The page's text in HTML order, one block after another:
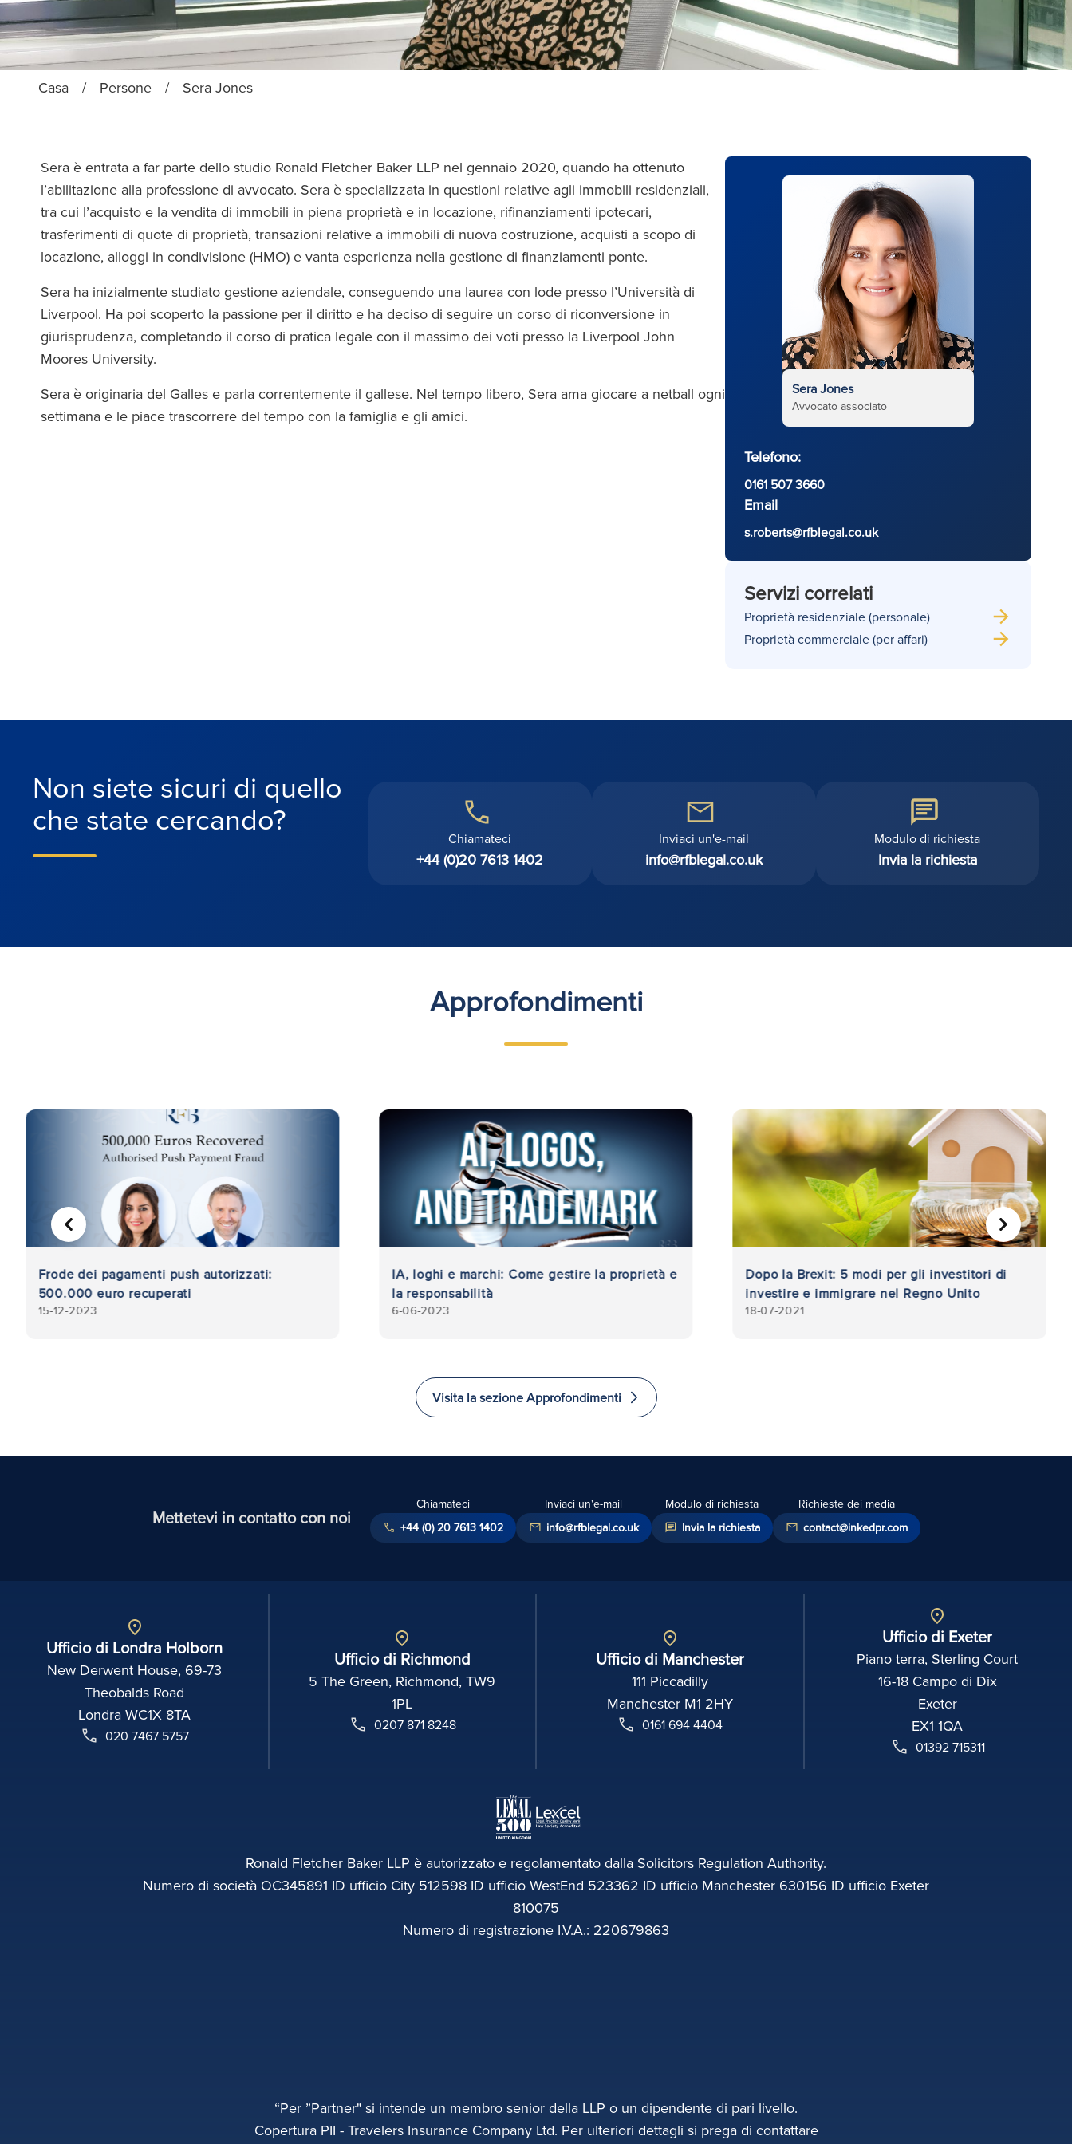
Casa / Persone / Sera Jones
Sera è entrata a far parte dello studio Ronald Fletcher Baker LLP nel gennaio 2020, quando ha ottenuto
l’abilitazione alla professione di avvocato. Sera è specializzata in questioni relative agli immobili residenziali,
tra cui l’acquisto e la vendita di immobili in piena proprietà e in locazione, rifinanziamenti ipotecari,
trasferimenti di quote di proprietà, transazioni relative a immobili di nuova costruzione, acquisti a scopo di
locazione, alloggi in condivisione (HMO) e vanta esperienza nella gestione di finanziamenti ponte.
Sera ha inizialmente studiato gestione aziendale, conseguendo una laurea con lode presso l’Università di
Liverpool. Ha poi scoperto la passione per il diritto e ha deciso di seguire un corso di riconversione in
giurisprudenza, completando il corso di pratica legale con il massimo dei voti presso la Liverpool John
Moores University.
Sera è originaria del Galles e parla correntemente il gallese. Nel tempo libero, Sera ama giocare a netball ogni
settimana e le piace trascorrere del tempo con la famiglia e gli amici.
Sera Jones
Avvocato associato
Telefono:
0161 507 3660
Email
s.roberts@rfblegal.co.uk
Servizi correlati
Proprietà residenziale (personale)
Proprietà commerciale (per affari)
Non siete sicuri di quello
che state cercando? Chiamateci
+44 (0)20 7613 1402
Inviaci un'e-mail
info@rfblegal.co.uk
Modulo di richiesta
Invia la richiesta
Approfondimenti
Frode dei pagamenti push autorizzati:
500.000 euro recuperati
15-12-2023
IA, loghi e marchi: Come gestire la proprietà e
la responsabilità
6-06-2023
Dopo la Brexit: 5 modi per gli investitori di
investire e immigrare nel Regno Unito
18-07-2021
PRECEDENTE AVANTI
Visita la sezione Approfondimenti
Mettetevi in contatto con noi
Chiamateci
+44 (0) 20 7613 1402
Inviaci un'e-mail
info@rfblegal.co.uk
Modulo di richiesta
Invia la richiesta
Richieste dei media
contact@inkedpr.com
Ufficio di Londra Holborn
New Derwent House, 69-73
Theobalds Road
Londra WC1X 8TA
020 7467 5757
Ufficio di Richmond
5 The Green, Richmond, TW9
1PL
0207 871 8248
Ufficio di Manchester
111 Piccadilly
Manchester M1 2HY
0161 694 4404
Ufficio di Exeter
Piano terra, Sterling Court
16-18 Campo di Dix
Exeter
EX1 1QA
01392 715311
Ronald Fletcher Baker LLP è autorizzato e regolamentato dalla Solicitors Regulation Authority.
Numero di società OC345891 ID ufficio City 512598 ID ufficio WestEnd 523362 ID ufficio Manchester 630156 ID ufficio Exeter
810075
Numero di registrazione I.V.A.: 220679863
“Per ”Partner" si intende un membro senior della LLP o un dipendente di pari livello.
Copertura PII - Travelers Insurance Company Ltd. Per ulteriori dettagli si prega di contattare